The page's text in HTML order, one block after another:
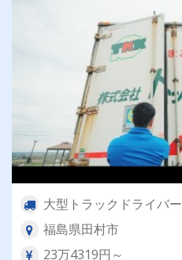
大型トラックドライバー
福島県田村市
23万4319円～